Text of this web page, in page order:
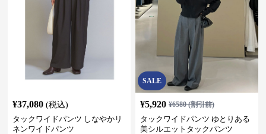
¥37,080 (税込)
タックワイドパンツ しなやかリ
ネンワイドパンツ
SALE
¥5,920 ¥6580(割引前)
タックワイドパンツ ゆとりある
美シルエットタックパンツ